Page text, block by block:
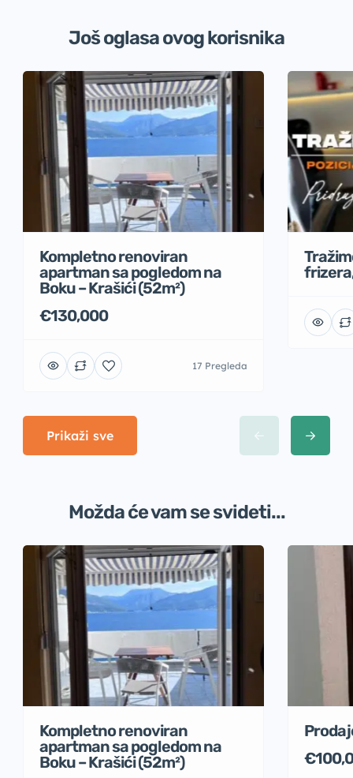
Još oglasa ovog korisnika
Kompletno renoviran
apartman sa pogledom na
Boku – Krašići (52m²)
€130,000
17 Pregleda
Prikaži sve
Možda će vam se svideti...
Kompletno renoviran
apartman sa pogledom na
Boku – Krašići (52m²)